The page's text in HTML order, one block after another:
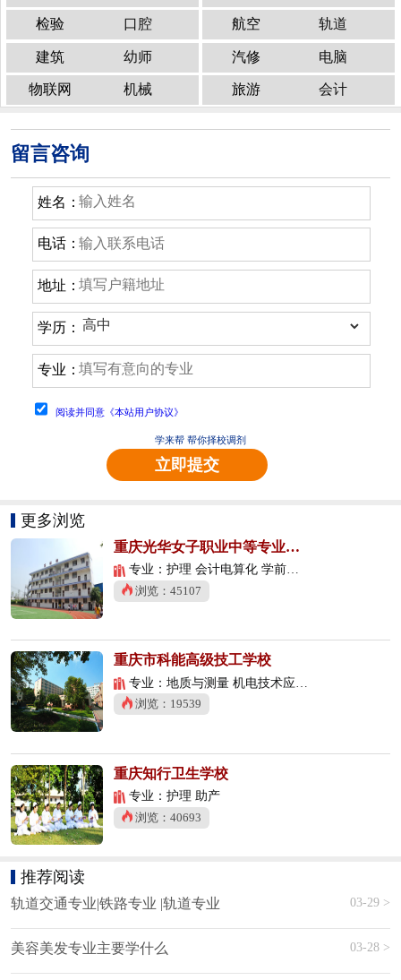
检验 口腔 航空 轨道
建筑 幼师 汽修 电脑
物联网 机械 旅游 会计
留言咨询
姓名：
电话：
地址：
学历：
专业：
阅读并同意《本站用户协议》
学来帮 帮你择校调剂
立即提交
更多浏览
重庆光华女子职业中等专业学校
专业：护理 会计电算化 学前教育
浏览：45107
重庆市科能高级技工学校
专业：地质与测量 机电技术应用 数控技术应用
浏览：19539
重庆知行卫生学校
专业：护理 助产
浏览：40693
推荐阅读
轨道交通专业|铁路专业 |轨道专业 03-29 >
美容美发专业主要学什么 03-28 >